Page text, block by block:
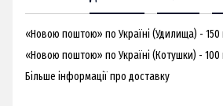
«Новою поштою» по Україні (Удилища) - 150
«Новою поштою» по Україні (Котушки) - 100
Більше інформації про доставку